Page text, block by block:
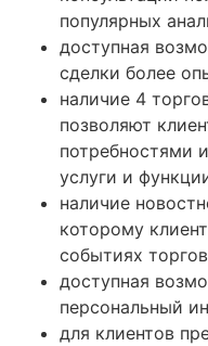
популярных
доступная
сделки более
наличие 4
позволяют
потребностями
услуги и
наличие
которому
событиях
доступная
персональный
для клиентов